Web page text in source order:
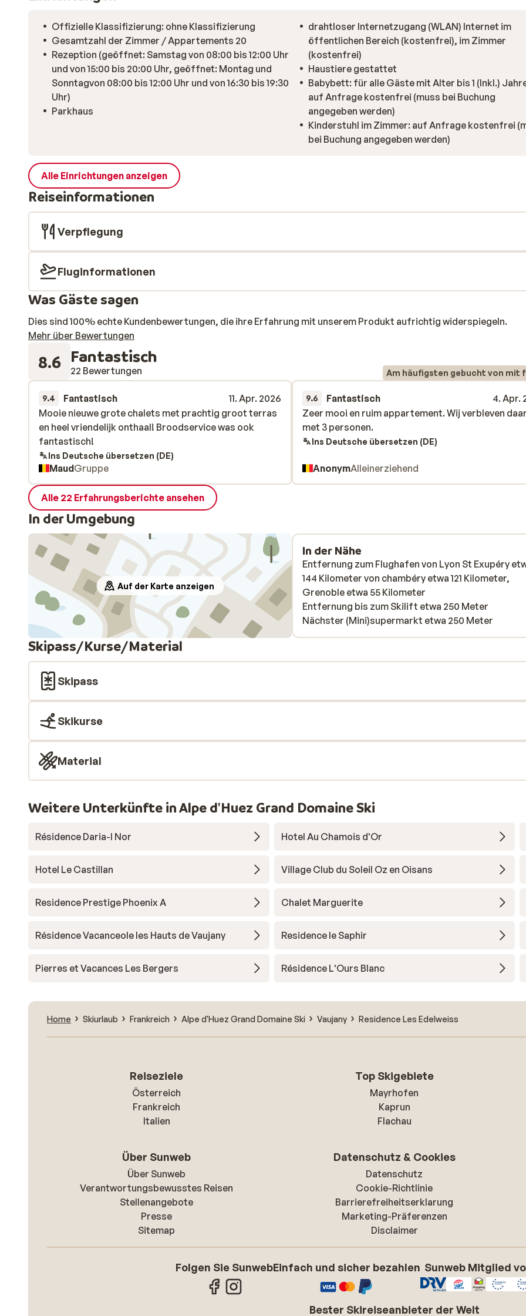
Offizielle Klassifizierung: ohne Klassifizierung
Gesamtzahl der Zimmer / Appartements 20
Rezeption (geöffnet: Samstag von 08:00 bis 12:00 Uhr
und von 15:00 bis 20:00 Uhr, geöffnet: Montag und
Sonntagvon 08:00 bis 12:00 Uhr und von 16:30 bis 19:30
Uhr)
Parkhaus
drahtloser Internetzugang (WLAN) Internet im
öffentlichen Bereich (kostenfrei), im Zimmer
(kostenfrei)
Haustiere gestattet
Babybett: für alle Gäste mit Alter bis 1 (Inkl.)
auf Anfrage kostenfrei (muss bei Buchung
angegeben werden)
Kinderstuhl im Zimmer: auf Anfrage kostenfrei
bei Buchung angegeben werden)
Alle Einrichtungen anzeigen
Reiseinformationen
Verpflegung
Fluginformationen
Was Gäste sagen
Dies sind 100% echte Kundenbewertungen, die ihre Erfahrung mit unserem Produkt aufrichtig widerspiegeln.
Mehr über Bewertungen
8.6 Fantastisch
22 Bewertungen Am häufigsten gebucht von mit
9.4 Fantastisch
11. Apr. 2026
Mooie nieuwe grote chalets met prachtig groot terras
en heel vriendelijk onthaal! Broodservice was ook
fantastisch!
Mooie nieuwe grote chalets met prachtig groot terras
en heel vriendelijk onthaal! Broodservice was ook
fantastisch!
Ins Deutsche übersetzen (DE)
MaudGruppe
9.6 Fantastisch
4. Apr.
Zeer mooi en ruim appartement. Wij verbleven
met 3 personen.
Zeer mooi en ruim appartement. Wij verbleven
met 3 personen.
Ins Deutsche übersetzen (DE)
AnonymAlleinerziehend
Alle 22 Erfahrungsberichte ansehen
In der Umgebung
Auf der Karte anzeigen
In der Nähe
Entfernung zum Flughafen von Lyon St Exupéry
144 Kilometer von chambéry etwa 121 Kilometer,
Grenoble etwa 55 Kilometer
Entfernung bis zum Skilift etwa 250 Meter
Nächster (Mini)supermarkt etwa 250 Meter
Skipass/Kurse/Material
Skipass
Skikurse
Material
Weitere Unterkünfte in Alpe d'Huez Grand Domaine Ski
Résidence Daria-I Nor Hotel Au Chamois d'Or
Hotel Le Castillan Village Club du Soleil Oz en Oisans
Residence Prestige Phoenix A Chalet Marguerite
Résidence Vacanceole les Hauts de Vaujany Residence le Saphir
Pierres et Vacances Les Bergers Résidence L'Ours Blanc
Home Skiurlaub Frankreich Alpe d'Huez Grand Domaine Ski Vaujany Residence Les Edelweiss
Reiseziele
Österreich
Frankreich
Italien
Top Skigebiete
Mayrhofen
Kaprun
Flachau
Über Sunweb
Über Sunweb
Verantwortungsbewusstes Reisen
Stellenangebote
Presse
Sitemap
Datenschutz & Cookies
Datenschutz
Cookie-Richtlinie
Barrierefreiheitserklarung
Marketing-Präferenzen
Disclaimer
Folgen Sie SunwebEinfach und sicher bezahlen Sunweb Mitglied
Bester Skireiseanbieter der Welt